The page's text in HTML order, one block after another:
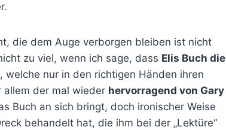
die dem Auge verborgen bleiben ist nicht
zu viel, wenn ich sage, dass Elis Buch die
nur in den richtigen Händen ihren
der mal wieder hervorragend von Gary
Buch an sich bringt, doch ironischer Weise
behandelt hat, die ihm bei der „Lektüre“